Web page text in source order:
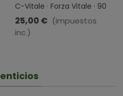
C-Vitale · Forza Vitale · 90
Comprimidos
25,00 € (impuestos
inc.)